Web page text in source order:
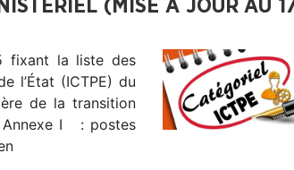
(MISE À JOUR AU
fixant la liste des
l’État (ICTPE) du
de la transition
Annexe I : postes